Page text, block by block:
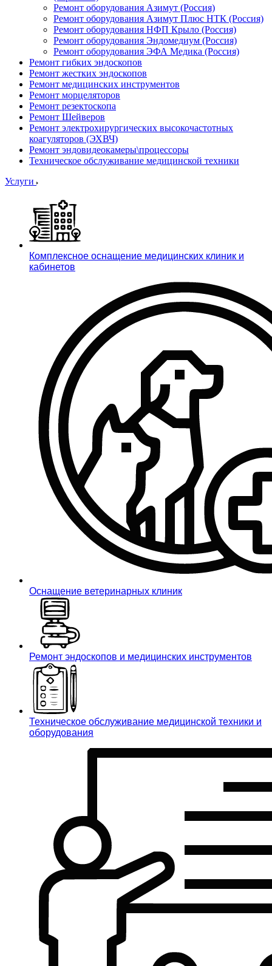
Ремонт оборудования Азимут (Россия)
Ремонт оборудования Азимут Плюс НТК (Россия)
Ремонт оборудования НФП Крыло (Россия)
Ремонт оборудования Эндомедиум (Россия)
Ремонт оборудования ЭФА Медика (Россия)
Ремонт гибких эндоскопов
Ремонт жестких эндоскопов
Ремонт медицинских инструментов
Ремонт морцеляторов
Ремонт резектоскопа
Ремонт Шейверов
Ремонт электрохирургических высокочастотных
коагуляторов (ЭХВЧ)
Ремонт эндовидеокамеры\процессоры
Техническое обслуживание медицинской техники
Услуги
Комплексное оснащение медицинских клиник и
кабинетов
Оснащение ветеринарных клиник
Ремонт эндоскопов и медицинских инструментов
Техническое обслуживание медицинской техники и
оборудования